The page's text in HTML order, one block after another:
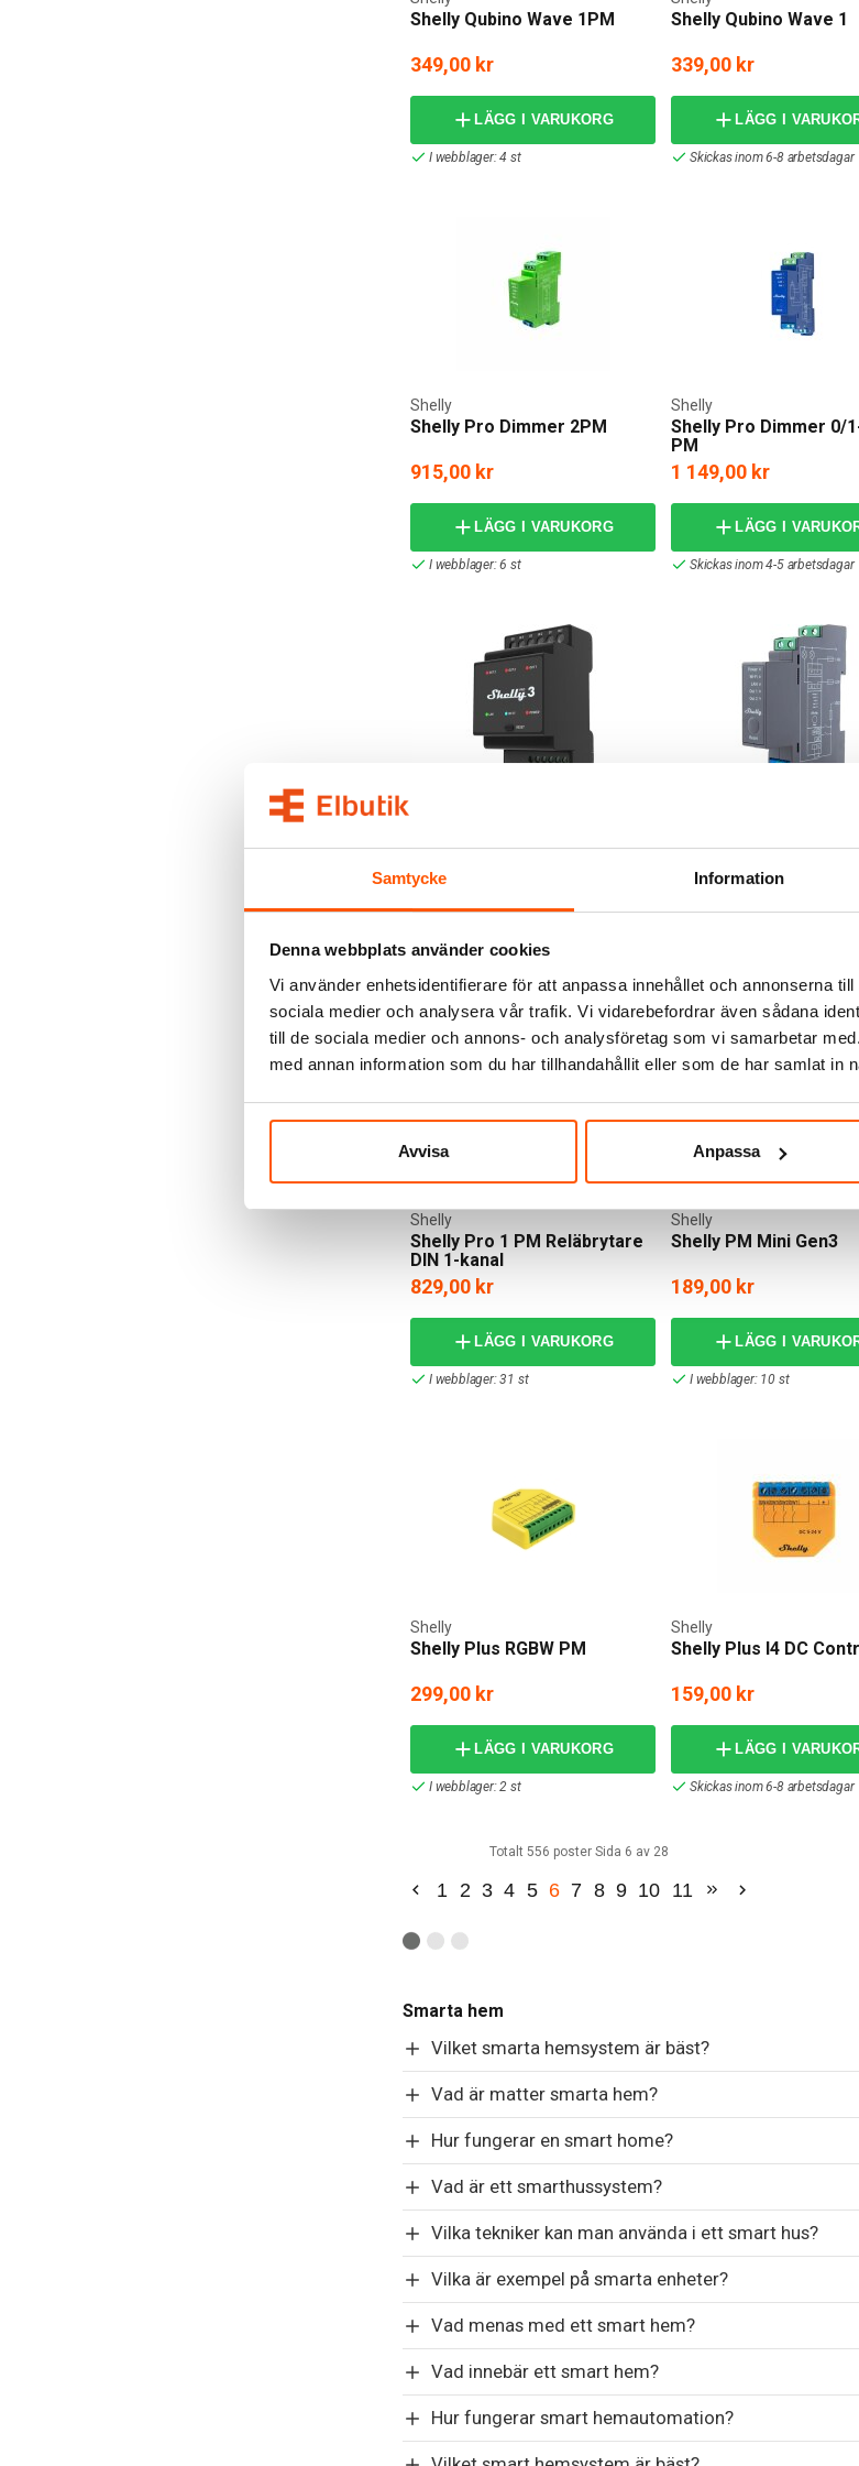
Samtycke Information
Denna webbplats använder cookies
Vi använder enhetsidentifierare för att anpassa innehållet och annonserna
sociala medier och analysera vår trafik. Vi vidarebefordrar även sådana
till de sociala medier och annons- och analysföretag som vi samarbetar
med annan information som du har tillhandahållit eller som de har samlat in
Avvisa Anpassa
Shelly Qubino Wave 1PM
349,00 kr
LÄGG I VARUKORG
I webblager: 4 st
Shelly Qubino Wave 1
339,00 kr
LÄGG I
Skickas inom 6-8 arbetsdagar
Shelly Pro Dimmer 2PM
Shelly
915,00 kr
LÄGG I VARUKORG
I webblager: 6 st
Shelly Pro Dimmer 0/
PM
Shelly
1 149,00 kr
LÄGG I
Skickas inom 4-5 arbetsdagar
899,00 kr
2-kanal
829,00 kr
Shelly Pro 1 PM Reläbrytare
DIN 1-kanal
Shelly
829,00 kr
LÄGG I VARUKORG
I webblager: 31 st
Shelly PM Mini Gen3
Shelly
189,00 kr
LÄGG I
I webblager: 10 st
Shelly Plus RGBW PM
Shelly
299,00 kr
LÄGG I VARUKORG
I webblager: 2 st
Shelly Plus I4 DC
Shelly
159,00 kr
LÄGG I
Skickas inom 6-8 arbetsdagar
Totalt 556 poster Sida 6 av 28
1 2 3 4 5 6 7 8 9 10 11
Smarta hem
Vilket smarta hemsystem är bäst?
Vad är matter smarta hem?
Hur fungerar en smart home?
Vad är ett smarthussystem?
Vilka tekniker kan man använda i ett smart hus?
Vilka är exempel på smarta enheter?
Vad menas med ett smart hem?
Vad innebär ett smart hem?
Hur fungerar smart hemautomation?